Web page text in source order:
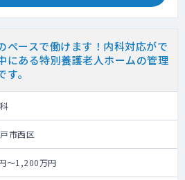
ペースで働けます！内科対応がで
にある特別養護老人ホームの管理
。
市西区
～1,200万円